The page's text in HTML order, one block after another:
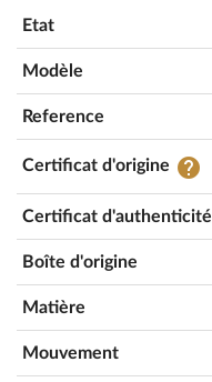
Etat
Modèle
Reference
Certificat d'origine help
Certificat d'authenticité
Boîte d'origine
Matière
Mouvement